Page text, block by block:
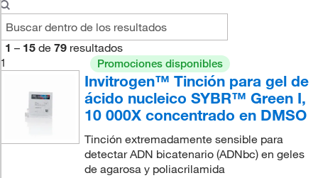
1 – 15 de 79 resultados
1
Promociones disponibles
Invitrogen™ Tinción para gel de
ácido nucleico SYBR™ Green I,
10 000X concentrado en DMSO
Tinción extremadamente sensible para
detectar ADN bicatenario (ADNbc) en geles
de agarosa y poliacrilamida